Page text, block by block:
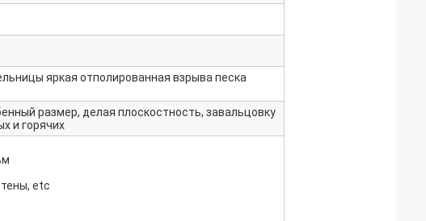
яркая отполированная взрыва песка
размер, делая плоскостность, завальцовку
и горячих
etc